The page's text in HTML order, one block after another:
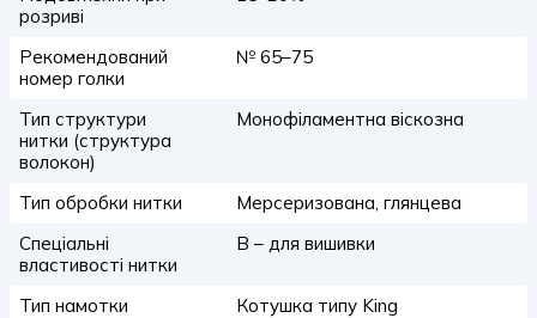
розриві
Рекомендований
номер голки
№ 65–75
Тип структури
нитки (структура
волокон)
Монофіламентна віскозна
Тип обробки нитки
Мерсеризована, глянцева
Спеціальні
властивості нитки
B – для вишивки
Тип намотки
Котушка типу King